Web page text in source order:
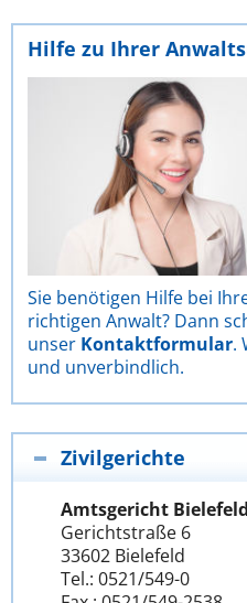
Hilfe zu Ihrer
Sie benötigen Hilfe bei
richtigen Anwalt? Dann
unser Kontaktformular.
und unverbindlich.
Zivilgerichte
Amtsgericht Bielefeld
Gerichtstraße 6
33602 Bielefeld
Tel.: 0521/549-0